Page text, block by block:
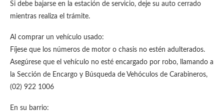
Si debe bajarse en la estación de servicio, deje su auto cerrado
mientras realiza el trámite.
Al comprar un vehículo usado:
Fíjese que los números de motor o chasis no estén adulterados.
Asegúrese que el vehículo no esté encargado por robo, llamando a
la Sección de Encargo y Búsqueda de Vehóculos de Carabineros,
(02) 922 1006
En su barrio: